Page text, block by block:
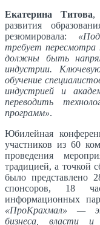
Екатерина Титова,
развития
резюмировала:
требует пересмотра
должны быть
индустрии.
обучение
индустрией и
переводить
программ».
Юбилейная
участников из 60
проведения
традицией, а точкой
было представлено
спонсоров, 18
информационных
«ПроКрахмал» —
бизнеса, власти